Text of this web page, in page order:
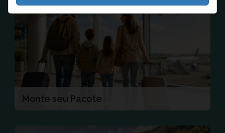
Monte seu Pacote